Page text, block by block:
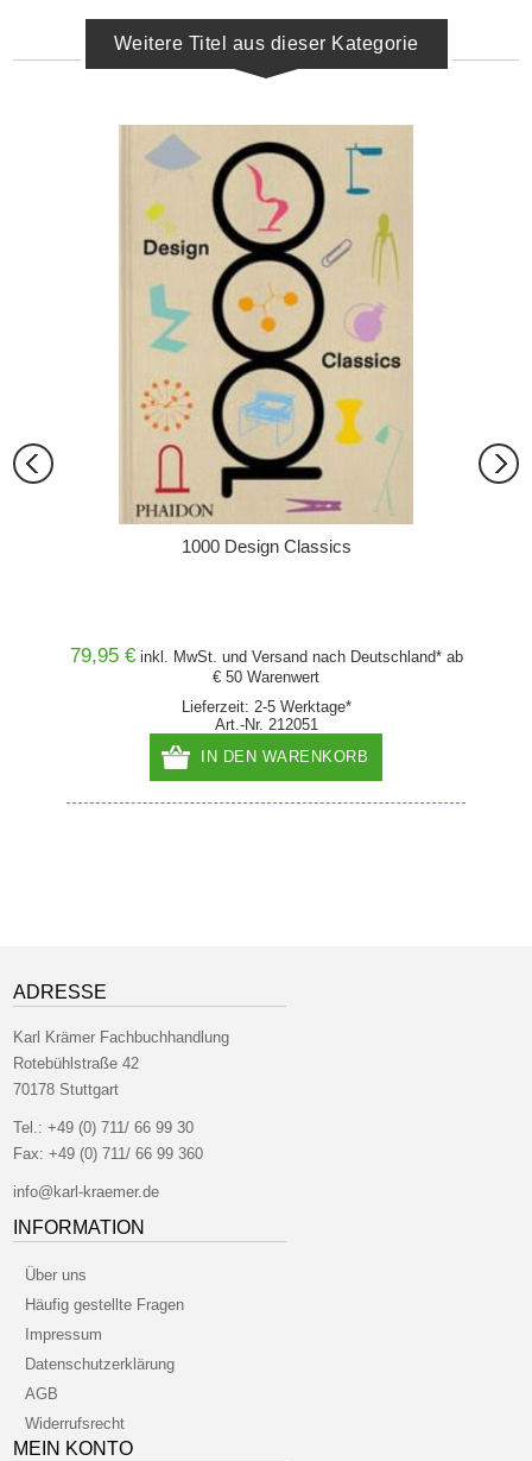
Weitere Titel aus dieser Kategorie
1000 Design Classics
79,95 € inkl. MwSt. und Versandnach Deutschland* ab
€ 50 Warenwert
Lieferzeit: 2-5 Werktage*
Art.-Nr. 212051
IN DEN WARENKORB
ADRESSE
Karl Krämer Fachbuchhandlung
Rotebühlstraße 42
70178 Stuttgart
Tel.:+49 (0) 711/ 66 99 30
Fax: +49 (0) 711/ 66 99 360
info@karl-kraemer.de
INFORMATION
Über uns
Häufig gestellte Fragen
Impressum
Datenschutzerklärung
AGB
Widerrufsrecht
MEIN KONTO